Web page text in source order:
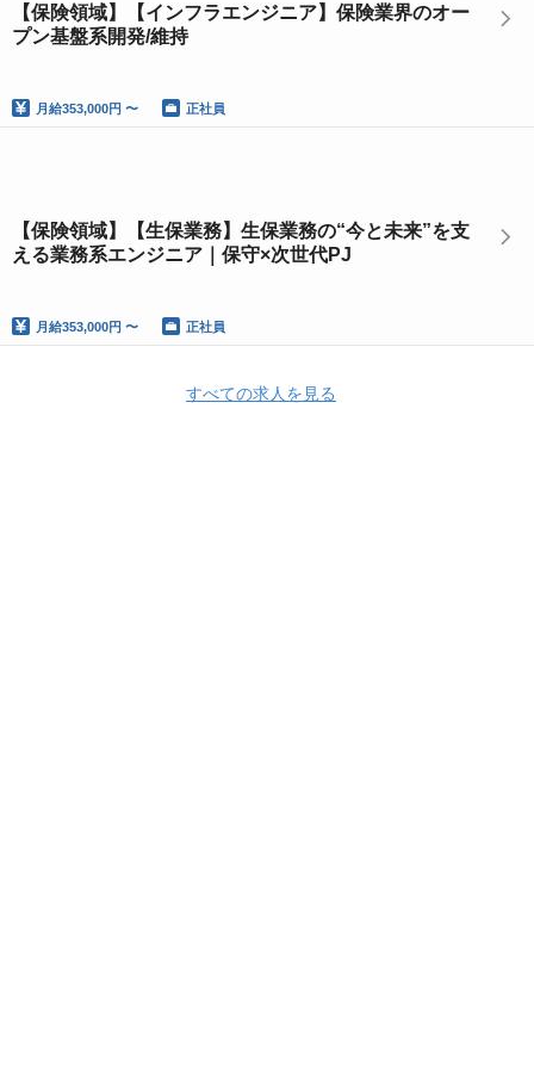
【保険領域】【インフラエンジニア】保険業界のオー
プン基盤系開発/維持
月給353,000円 〜 正社員
【保険領域】【生保業務】生保業務の“今と未来”を支
える業務系エンジニア｜保守×次世代PJ
月給353,000円 〜 正社員
すべての求人を見る